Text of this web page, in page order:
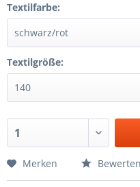
Textilfarbe:
Textilgröße:
Merken Bewerten